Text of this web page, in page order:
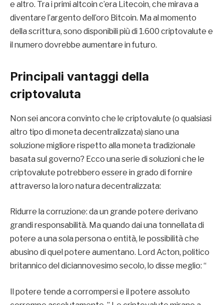
e altro. Tra i primi altcoin c’era Litecoin, che mirava a
diventare l’argento dell’oro Bitcoin. Ma al momento
della scrittura, sono disponibili più di 1.600 criptovalute e
il numero dovrebbe aumentare in futuro.
Principali vantaggi della
criptovaluta
Non sei ancora convinto che le criptovalute (o qualsiasi
altro tipo di moneta decentralizzata) siano una
soluzione migliore rispetto alla moneta tradizionale
basata sul governo? Ecco una serie di soluzioni che le
criptovalute potrebbero essere in grado di fornire
attraverso la loro natura decentralizzata:
Ridurre la corruzione: da un grande potere derivano
grandi responsabilità. Ma quando dai una tonnellata di
potere a una sola persona o entità, le possibilità che
abusino di quel potere aumentano. Lord Acton, politico
britannico del diciannovesimo secolo, lo disse meglio: “
Il potere tende a corrompersi e il potere assoluto